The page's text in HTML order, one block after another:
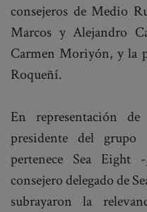
consejeros de Medio
Marcos y Alejandro
Carmen Moriyón, y la
Roqueñí.
En representación
presidente del
pertenece Sea
consejero delegado de
subrayaron la